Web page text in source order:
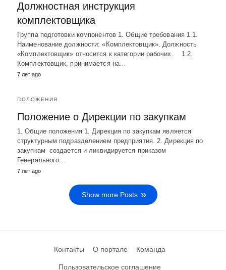
Должностная инструкция
комплектовщика
Группа подготовки компонентов 1. Общие требования 1.1.
Наименование должности: «Комплектовщик». Должность
«Комплектовщик» относится к категории рабочих. 1.2.
Комплектовщик, принимается на…
7 лет ago
ПОЛОЖЕНИЯ
Положение о Дирекции по закупкам
1. Общие положения 1. Дирекция по закупкам является
структурным подразделением предприятия. 2. Дирекция по
закупкам создается и ликвидируется приказом
Генерального…
7 лет ago
Show more Posts
Контакты О портале Команда
Пользовательское соглашение